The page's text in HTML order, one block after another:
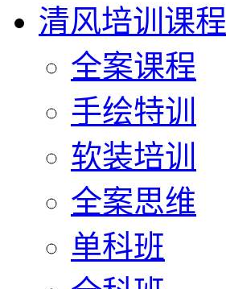
清风培训课程
全案课程
手绘特训
软装培训
全案思维
单科班